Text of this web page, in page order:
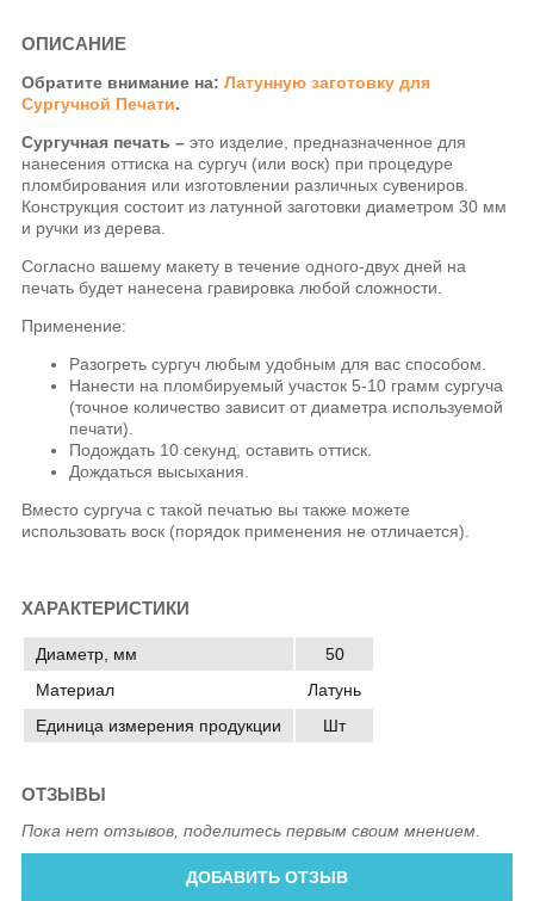
ОПИСАНИЕ
Обратите внимание на:Латунную заготовку для
Сургучной Печати.
Сургучная печать –это изделие, предназначенное для
нанесения оттиска на сургуч (или воск) при процедуре
пломбирования или изготовлении различных сувениров.
Конструкция состоит из латунной заготовки диаметром 30 мм
и ручки из дерева.
Согласно вашему макету в течение одного-двух дней на
печать будет нанесена гравировка любой сложности.
Применение:
Разогреть сургуч любым удобным для вас способом.
Нанести на пломбируемый участок 5-10 грамм сургуча
(точное количество зависит от диаметра используемой
печати).
Подождать 10 секунд, оставить оттиск.
Дождаться высыхания.
Вместо сургуча с такой печатью вы также можете
использовать воск (порядок применения не отличается).
ХАРАКТЕРИСТИКИ
Диаметр, мм
50
Материал
Латунь
Единица измерения продукции
Шт
ОТЗЫВЫ
Пока нет отзывов, поделитесь первым своим мнением.
ДОБАВИТЬ ОТЗЫВ